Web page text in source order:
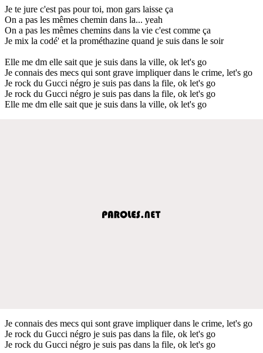
Je te jure c'est pas pour toi, mon gars laisse ça
On a pas les mêmes chemin dans la... yeah
On a pas les mêmes chemins dans la vie c'est comme ça
Je mix la codé' et la prométhazine quand je suis dans le soir
Elle me dm elle sait que je suis dans la ville, ok let's go
Je connais des mecs qui sont grave impliquer dans le crime, let's go
Je rock du Gucci négro je suis pas dans la file, ok let's go
Je rock du Gucci négro je suis pas dans la file, ok let's go
Elle me dm elle sait que je suis dans la ville, ok let's go
Je connais des mecs qui sont grave impliquer dans le crime, let's go
Je rock du Gucci négro je suis pas dans la file, ok let's go
Je rock du Gucci négro je suis pas dans la file, ok let's go